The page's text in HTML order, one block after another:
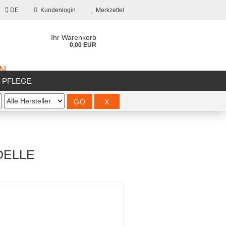
DE Kundenlogin Merkzettel
Ihr Warenkorb
0,00 EUR
PFLEGE
%SALE%